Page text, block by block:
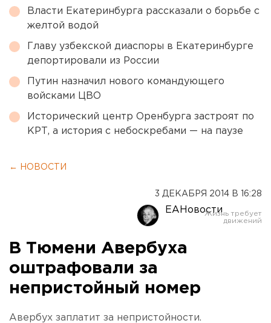
Власти Екатеринбурга рассказали о борьбе с
желтой водой
Главу узбекской диаспоры в Екатеринбурге
депортировали из России
Путин назначил нового командующего
войсками ЦВО
Исторический центр Оренбурга застроят по
КРТ, а история с небоскребами — на паузе
← НОВОСТИ
3 ДЕКАБРЯ 2014 В 16:28
ЕАНовости
В Тюмени Авербуха
оштрафовали за
непристойный номер
Авербух заплатит за непристойности.